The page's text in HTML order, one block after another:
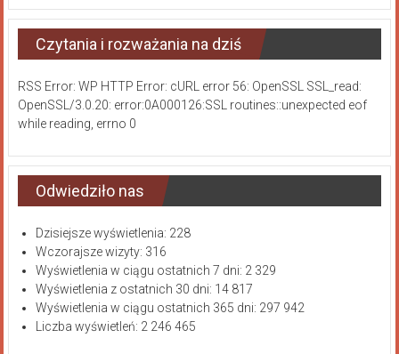
Czytania i rozważania na dziś
RSS Error: WP HTTP Error: cURL error 56: OpenSSL SSL_read:
OpenSSL/3.0.20: error:0A000126:SSL routines::unexpected eof
while reading, errno 0
Odwiedziło nas
Dzisiejsze wyświetlenia: 228
Wczorajsze wizyty: 316
Wyświetlenia w ciągu ostatnich 7 dni: 2 329
Wyświetlenia z ostatnich 30 dni: 14 817
Wyświetlenia w ciągu ostatnich 365 dni: 297 942
Liczba wyświetleń: 2 246 465